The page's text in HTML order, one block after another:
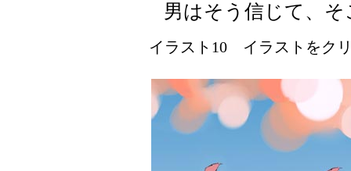
男はそう信じて、そ
イラスト10 イラストをク